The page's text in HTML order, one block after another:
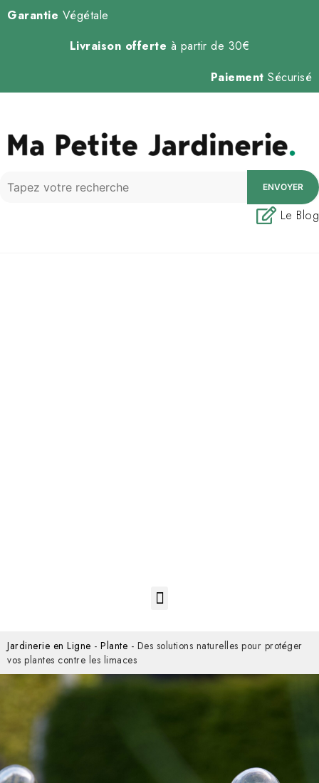
Garantie Végétale
Livraison offerte à partir de 30€
Paiement Sécurisé
ENVOYER
Le Blog
Jardinerie en Ligne - Plante - Des solutions naturelles pour protéger
vos plantes contre les limaces